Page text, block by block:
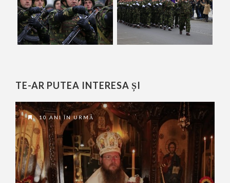
TE-AR PUTEA INTERESA ȘI
10 ANI ÎN URMĂ